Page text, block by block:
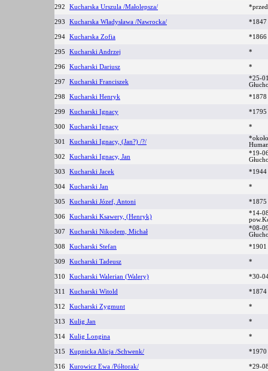
292 Kucharska Urszula /Małolepsza/
293 Kucharska Władysława /Nawrocka/ *1847
294 Kucharska Zofia *1866
295 Kucharski Andrzej *
296 Kucharski Dariusz *
297 Kucharski Franciszek
*25-
298
Kucharski Henryk *1878
299 Kucharski Ignacy *1795
300 Kucharski Ignacy *
301 Kucharski Ignacy, (Jan?) /?/
302
Kucharski Ignacy, Jan
*19-
303
Kucharski Jacek *1944
304 Kucharski Jan *
305 Kucharski Józef, Antoni *1875
306 Kucharski Ksawery, (Henryk)
*14-
307
Kucharski Nikodem, Michał
*08-
308
Kucharski Stefan *1901
309 Kucharski Tadeusz *
310 Kucharski Walerian (Walery) *30-
311 Kucharski Witold *1874
312 Kucharski Zygmunt *
313 Kulig Jan *
314 Kulig Longina *
315 Kupnicka Alicja /Schwenk/ *1970
316 Kurowicz Ewa /Półtorak/ *29-